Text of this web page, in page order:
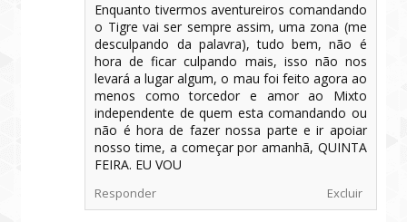
Enquanto tivermos aventureiros comandando
o Tigre vai ser sempre assim, uma zona (me
desculpando da palavra), tudo bem, não é
hora de ficar culpando mais, isso não nos
levará a lugar algum, o mau foi feito agora ao
menos como torcedor e amor ao Mixto
independente de quem esta comandando ou
não é hora de fazer nossa parte e ir apoiar
nosso time, a começar por amanhã, QUINTA
FEIRA. EU VOU
Responder Excluir